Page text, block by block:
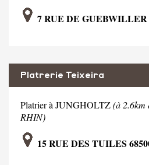
7 RUE DE
Platrerie Teixeira
Platrier à JUNGHOLTZ(à 2.6km
RHIN)
15 RUE DES TUILES